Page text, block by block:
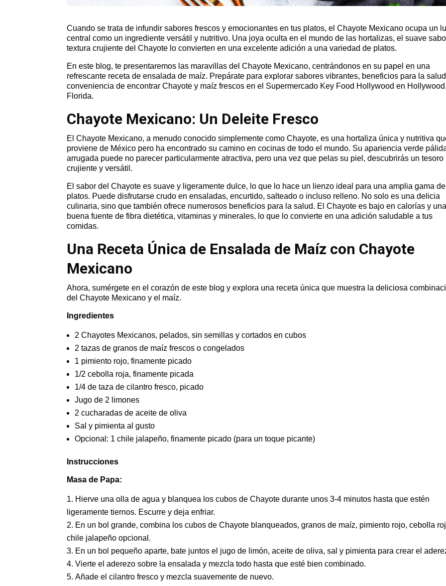
Cuando se trata de infundir sabores frescos y emocionantes en tus platos, el Chayote Mexicano ocupa un
central como un ingrediente versátil y nutritivo. Una joya oculta en el mundo de las hortalizas, el suave
textura crujiente del Chayote lo convierten en una excelente adición a una variedad de platos.
En este blog, te presentaremos las maravillas del Chayote Mexicano, centrándonos en su papel en una
refrescante receta de ensalada de maíz. Prepárate para explorar sabores vibrantes, beneficios para la
conveniencia de encontrar Chayote y maíz frescos en el Supermercado Key Food Hollywood en
Florida.
Chayote Mexicano: Un Deleite Fresco
El Chayote Mexicano, a menudo conocido simplemente como Chayote, es una hortaliza única y nutritiva
proviene de México pero ha encontrado su camino en cocinas de todo el mundo. Su apariencia verde
arrugada puede no parecer particularmente atractiva, pero una vez que pelas su piel, descubrirás un tesoro
crujiente y versátil.
El sabor del Chayote es suave y ligeramente dulce, lo que lo hace un lienzo ideal para una amplia gama de
platos. Puede disfrutarse crudo en ensaladas, encurtido, salteado o incluso relleno. No solo es una delicia
culinaria, sino que también ofrece numerosos beneficios para la salud. El Chayote es bajo en calorías y
buena fuente de fibra dietética, vitaminas y minerales, lo que lo convierte en una adición saludable a tus
comidas.
Una Receta Única de Ensalada de Maíz con Chayote
Mexicano
Ahora, sumérgete en el corazón de este blog y explora una receta única que muestra la deliciosa
del Chayote Mexicano y el maíz.
Ingredientes
2 Chayotes Mexicanos, pelados, sin semillas y cortados en cubos
2 tazas de granos de maíz frescos o congelados
1 pimiento rojo, finamente picado
1/2 cebolla roja, finamente picada
1/4 de taza de cilantro fresco, picado
Jugo de 2 limones
2 cucharadas de aceite de oliva
Sal y pimienta al gusto
Opcional: 1 chile jalapeño, finamente picado (para un toque picante)
Instrucciones
Masa de Papa:
Hierve una olla de agua y blanquea los cubos de Chayote durante unos 3-4 minutos hasta que estén
ligeramente tiernos. Escurre y deja enfriar.
En un bol grande, combina los cubos de Chayote blanqueados, granos de maíz, pimiento rojo, cebolla
chile jalapeño opcional.
En un bol pequeño aparte, bate juntos el jugo de limón, aceite de oliva, sal y pimienta para crear el
Vierte el aderezo sobre la ensalada y mezcla todo hasta que esté bien combinado.
Añade el cilantro fresco y mezcla suavemente de nuevo.